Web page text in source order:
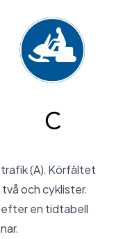
(A). Körfältet
och cyklister.
efter en tidtabell